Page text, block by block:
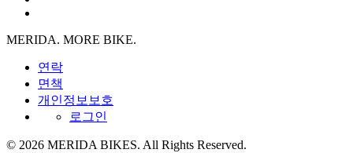
MERIDA. MORE BIKE.
연락
면책
개인정보보호
로그인
© 2026 MERIDA BIKES. All Rights Reserved.